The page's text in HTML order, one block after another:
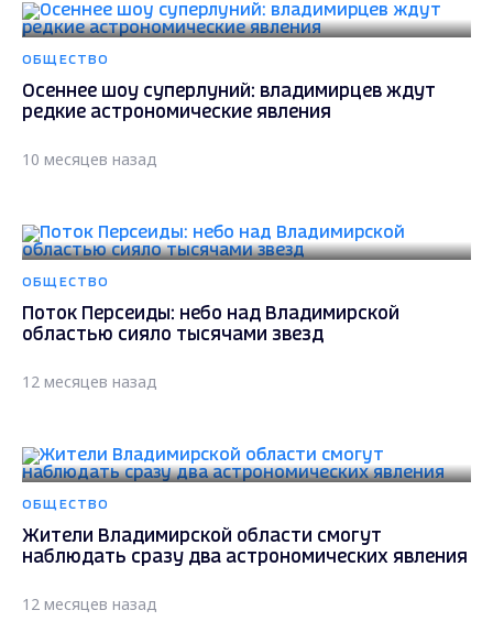
ОБЩЕСТВО
Осеннее шоу суперлуний: владимирцев ждут
редкие астрономические явления
10 месяцев назад
ОБЩЕСТВО
Поток Персеиды: небо над Владимирской
областью сияло тысячами звезд
12 месяцев назад
ОБЩЕСТВО
Жители Владимирской области смогут
наблюдать сразу два астрономических явления
12 месяцев назад